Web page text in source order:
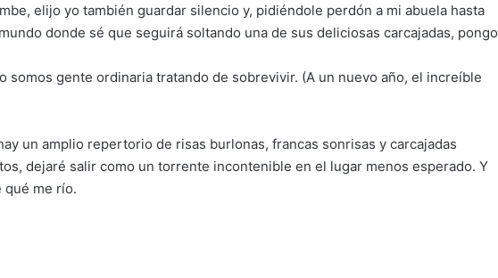
elijo yo también guardar silencio y, pidiéndole perdón a mi abuela hasta
donde sé que seguirá soltando una de sus deliciosas carcajadas, pongo
somos gente ordinaria tratando de sobrevivir. (A un nuevo año, el increíble
un amplio repertorio de risas burlonas, francas sonrisas y carcajadas
dejaré salir como un torrente incontenible en el lugar menos esperado. Y
qué me río.